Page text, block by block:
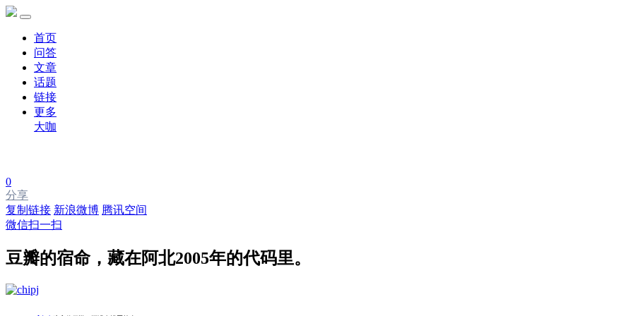
首页
问答
文章
话题
链接
更多
大咖
0
分享
复制链接 新浪微博 腾讯空间
微信扫一扫
豆瓣的宿命，藏在阿北2005年的代码里。